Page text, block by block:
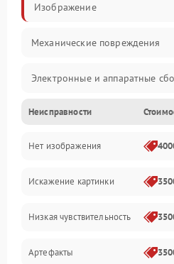
Изображение
Механические повреждения
Электронные и аппаратные
Неисправности сенсора и
Программные ошибки
Электропитание
Измерения
Матрица
Неисправности
Нет изображения
Искажение картинки
Низкая чувствительность
Артефакты